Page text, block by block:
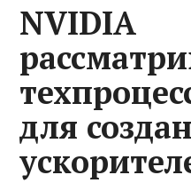
NVIDIA
для